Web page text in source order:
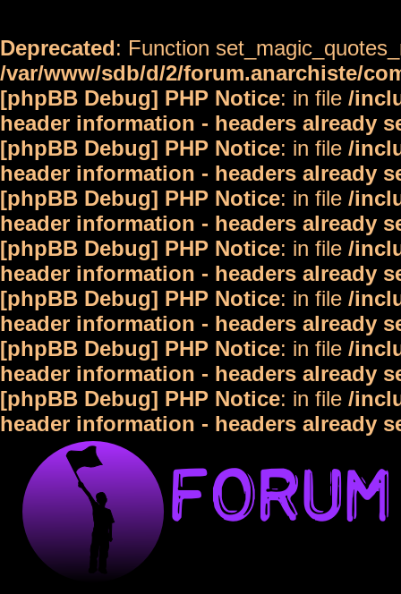
Deprecated: Function
/var/www/sdb/d/2/forum.anarchiste/
[phpBB Debug] PHP Notice: in file /
header information - headers already
[phpBB Debug] PHP Notice: in file /
header information - headers already
[phpBB Debug] PHP Notice: in file /
header information - headers already
[phpBB Debug] PHP Notice: in file /
header information - headers already
[phpBB Debug] PHP Notice: in file /
header information - headers already
[phpBB Debug] PHP Notice: in file /
header information - headers already
[phpBB Debug] PHP Notice: in file /
header information - headers already